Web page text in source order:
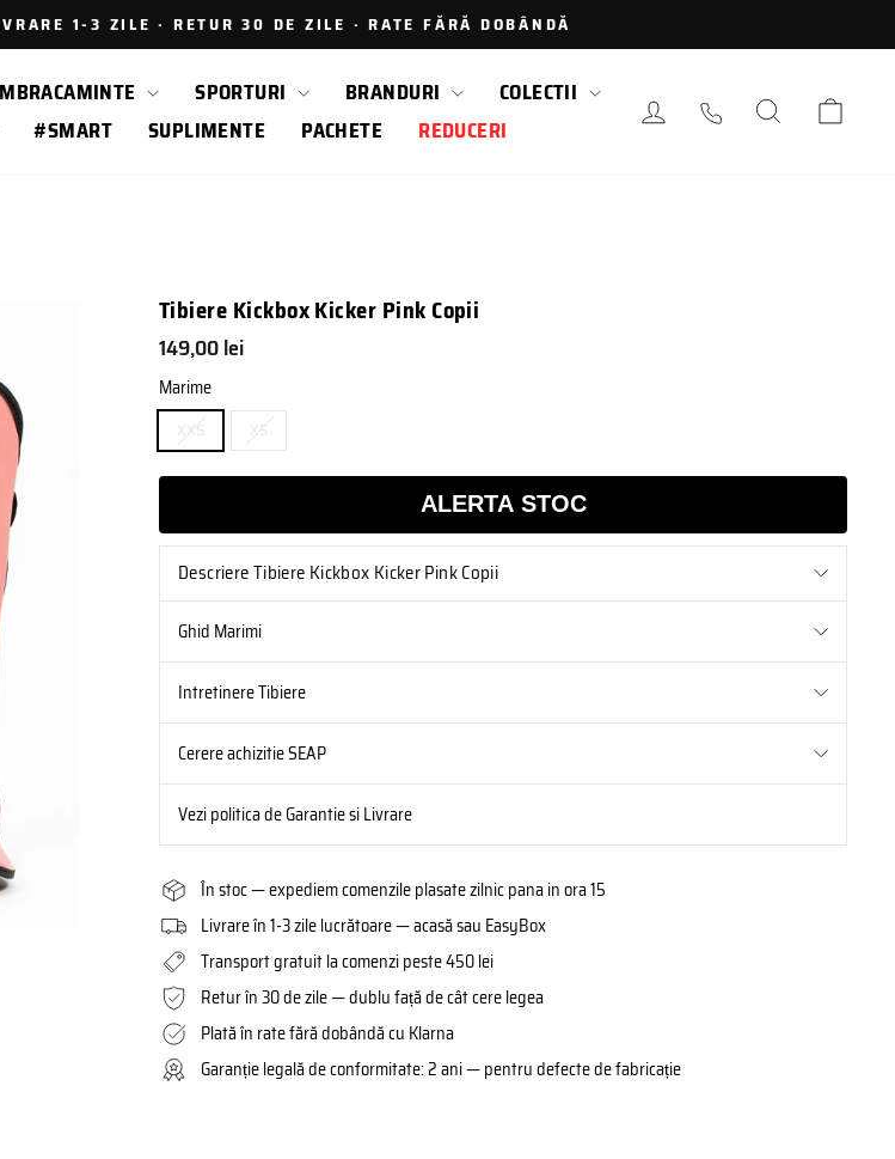
Intrerupe
prezentarea
1-3 ZILE · RETUR 30 DE ZILE · RATE FĂRĂ DOBÂNDĂ
SPORTURI BRANDURI
COLECTII
#SMART SUPLIMENTE PACHETE REDUCERI
AUTENTIFICARE /CAUTARE
Tibiere Kickbox Kicker Pink Copii
Pret
obisnuit
149,00 lei
Marime
XXS XS
ALERTA STOC
Descriere Tibiere Kickbox Kicker Pink Copii
Ghid Marimi
Intretinere Tibiere
Cerere achizitie SEAP
Vezi politica de Garantie si Livrare
În stoc — expediem comenzile plasate zilnic pana in ora 15
Livrare în 1-3 zile lucrătoare — acasă sau EasyBox
Transport gratuit la comenzi peste 450 lei
Retur în 30 de zile — dublu față de cât cere legea
Plată în rate fără dobândă cu Klarna
Garanție legală de conformitate: 2 ani — pentru defecte de fabricație